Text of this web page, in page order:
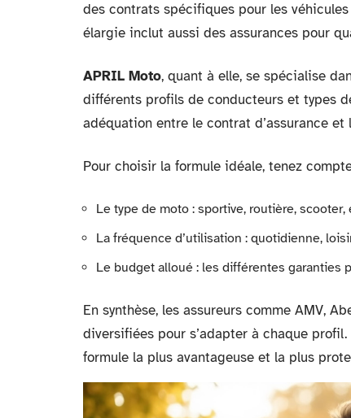
des contrats spécifiques pour les
élargie inclut aussi des assurances pour
APRIL Moto, quant à elle, se spécialise
différents profils de conducteurs et types
adéquation entre le contrat d’assurance
Pour choisir la formule idéale, tenez
Le type de moto : sportive, routière, scooter,
La fréquence d’utilisation : quotidienne,
Le budget alloué : les différentes garanties
En synthèse, les assureurs comme AMV,
diversifiées pour s’adapter à chaque
formule la plus avantageuse et la plus